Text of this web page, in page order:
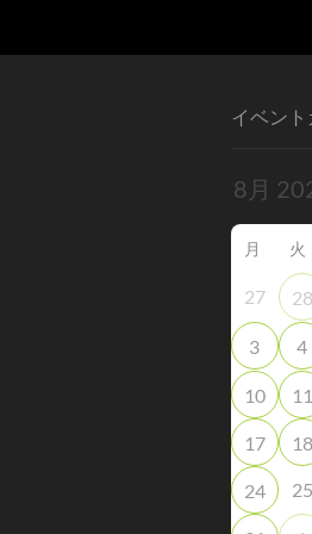
イベン
月 火
27 28
3 4
10 11
17 18
24 25